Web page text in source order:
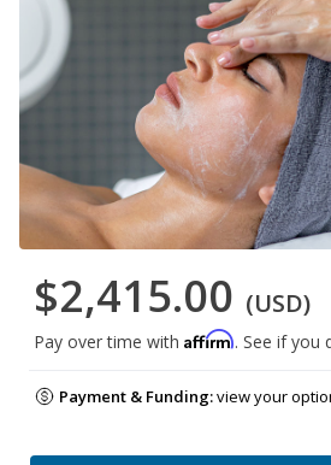
$2,415.00 (USD)
Pay over time with Affirm. See if you
Payment & Funding:view your